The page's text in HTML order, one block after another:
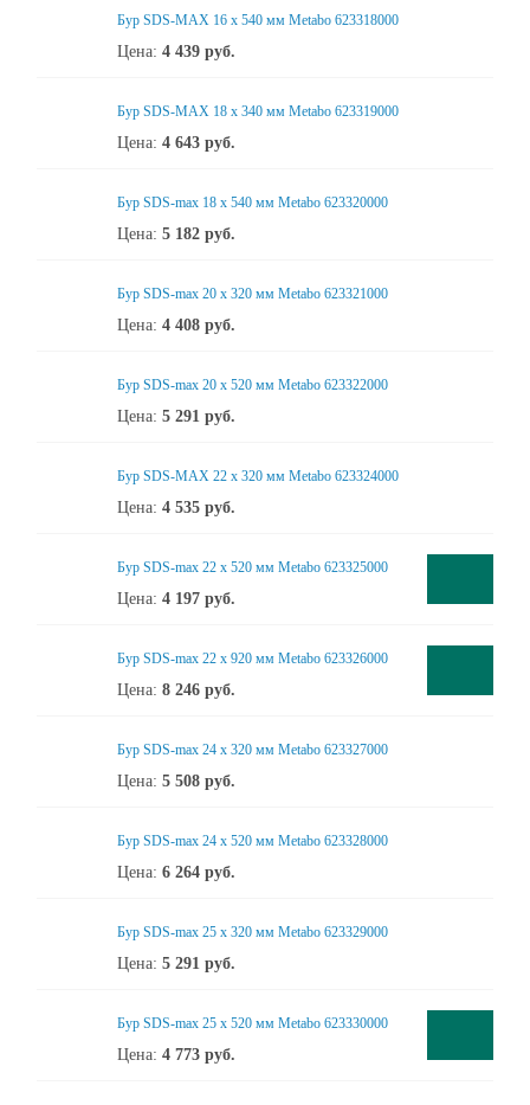
Бур SDS-MAX 16 x 540 мм Metabo 623318000
Цена: 4 439 руб.
Бур SDS-MAX 18 x 340 мм Metabo 623319000
Цена: 4 643 руб.
Бур SDS-max 18 x 540 мм Metabo 623320000
Цена: 5 182 руб.
Бур SDS-max 20 x 320 мм Metabo 623321000
Цена: 4 408 руб.
Бур SDS-max 20 x 520 мм Metabo 623322000
Цена: 5 291 руб.
Бур SDS-MAX 22 x 320 мм Metabo 623324000
Цена: 4 535 руб.
Бур SDS-max 22 x 520 мм Metabo 623325000
Цена: 4 197 руб.
Бур SDS-max 22 x 920 мм Metabo 623326000
Цена: 8 246 руб.
Бур SDS-max 24 x 320 мм Metabo 623327000
Цена: 5 508 руб.
Бур SDS-max 24 x 520 мм Metabo 623328000
Цена: 6 264 руб.
Бур SDS-max 25 x 320 мм Metabo 623329000
Цена: 5 291 руб.
Бур SDS-max 25 x 520 мм Metabo 623330000
Цена: 4 773 руб.